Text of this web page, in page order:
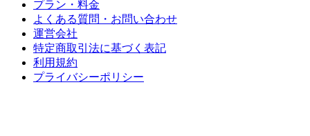
プラン・料金
よくある質問・お問い合わせ
運営会社
特定商取引法に基づく表記
利用規約
プライバシーポリシー